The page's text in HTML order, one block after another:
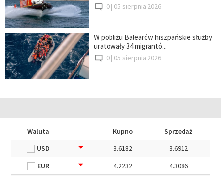
0 | 05 sierpnia 2026
W pobliżu Balearów hiszpańskie służby
uratowały 34 migrantó...
0 | 05 sierpnia 2026
Waluta Kupno
Sprzedaż
USD
3.6182
3.6912
EUR
4.2232
4.3086